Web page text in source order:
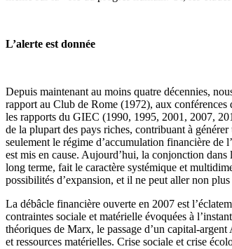
L’alerte est donnée
Depuis maintenant au moins quatre décennies,
rapport au Club de Rome (1972), aux
les rapports du GIEC (1990, 1995, 2001, 2007,
de la plupart des pays riches, contribuant à
seulement le régime d’accumulation financière de
est mis en cause. Aujourd’hui, la conjonction
long terme, fait le caractère systémique et
possibilités d’expansion, et il ne peut aller non
La débâcle financière ouverte en 2007 est
contraintes sociale et matérielle évoquées à
théoriques de Marx, le passage d’un capital-
et ressources matérielles. Crise sociale et crise